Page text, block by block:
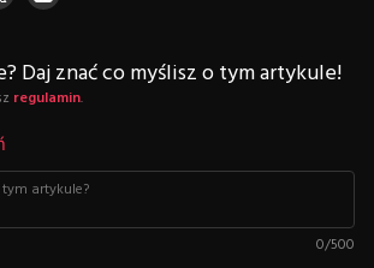
Daj znać co myślisz o tym artykule!
regulamin.
0/500